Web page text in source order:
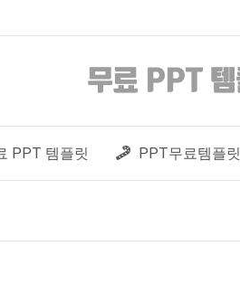
PPT 템플릿 PPT무료템플릿